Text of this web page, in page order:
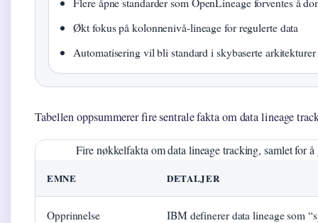
Økt fokus på kolonnenivå-lineage for regulerte data
Automatisering vil bli standard i skybaserte arkitekturer
Tabellen oppsummerer fire sentrale fakta om data lineage
Fire nøkkelfakta om data lineage tracking, samlet for
EMNE DETALJER
Opprinnelse IBM definerer data lineage som